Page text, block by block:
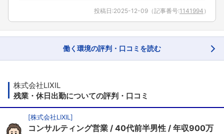
投稿日:2025-12-09 （記事番号:1141994 ）
働く環境の評判・口コミを読む
株式会社LIXIL
残業・休日出勤についての評判・口コミ
[株式会社LIXIL ]
コンサルティング営業 40代前半男性
年収900万